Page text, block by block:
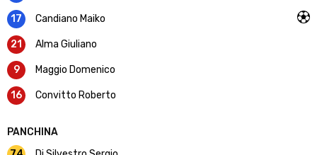
17 Candiano Maiko
21 Alma Giuliano
9 Maggio Domenico
16 Convitto Roberto
PANCHINA